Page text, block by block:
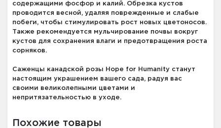
содержащими фосфор и калий. Обрезка кустов
проводится весной, удаляя поврежденные и слабые
побеги, чтобы стимулировать рост новых цветоносов.
Также рекомендуется мульчирование почвы вокруг
кустов для сохранения влаги и предотвращения роста
сорняков.
Саженцы канадской розы Hope for Humanity станут
настоящим украшением вашего сада, радуя вас
своими великолепными цветами и
непритязательностью в уходе.
Похожие товары